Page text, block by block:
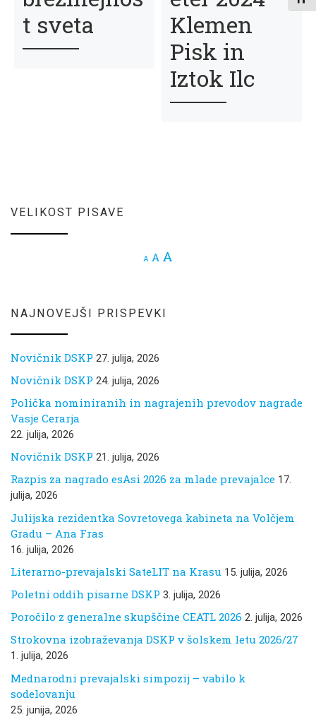
t sveta
Klemen
Pisk in
Iztok Ilc
VELIKOST PISAVE
A Decrease font size.
A Reset font size.
A
NAJNOVEJŠI PRISPEVKI
Novičnik DSKP 27. julija, 2026
Novičnik DSKP 24. julija, 2026
Polička nominiranih in nagrajenih prevodov nagrade
Vasje Cerarja
22. julija, 2026
Novičnik DSKP 21. julija, 2026
Razpis za nagrado esAsi 2026 za mlade prevajalce 17.
julija, 2026
Julijska rezidentka Sovretovega kabineta na Volčjem
Gradu – Ana Fras
16. julija, 2026
Literarno-prevajalski SateLIT na Krasu 15. julija, 2026
Poletni oddih pisarne DSKP 3. julija, 2026
Poročilo z generalne skupščine CEATL 2026 2. julija, 2026
Strokovna izobraževanja DSKP v šolskem letu 2026/27
1. julija, 2026
Mednarodni prevajalski simpozij – vabilo k
sodelovanju
25. junija, 2026